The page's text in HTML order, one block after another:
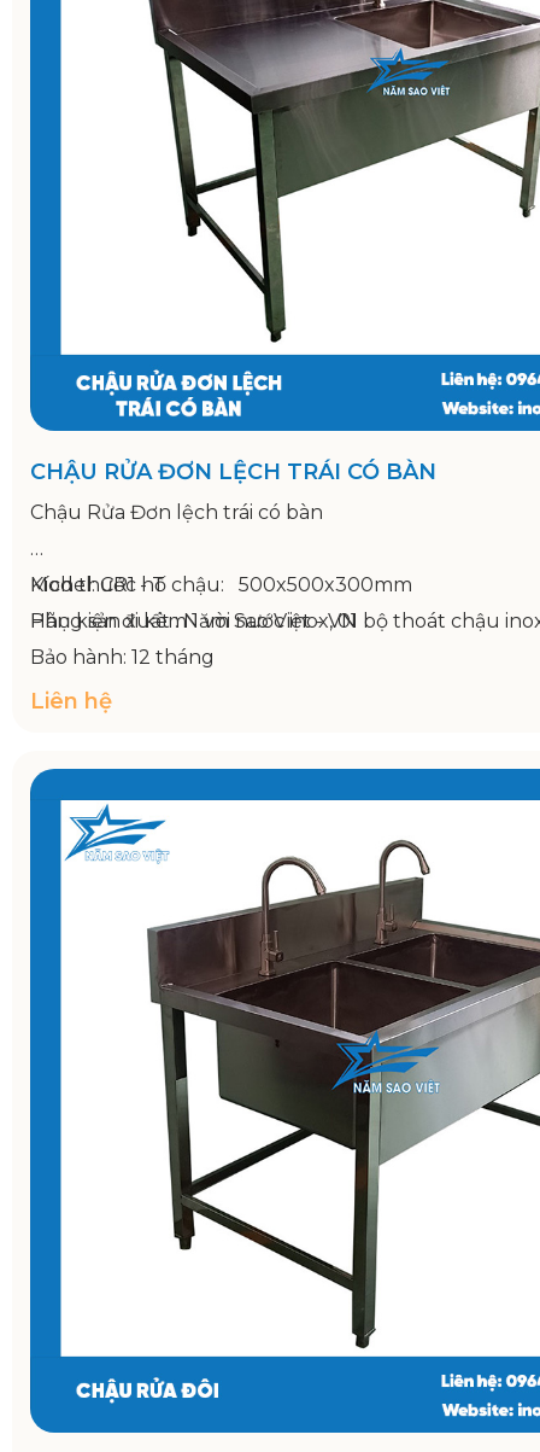
CHẬU RỬA ĐƠN LỆCH TRÁI CÓ BÀN
Model: CR1 - T
Hãng sản xuất : Năm Sao Việt - VN
Bảo hành: 12 tháng
Kích thước: 1200x750x800/950mm
Kích thước hố chậu: 500x500x300mm
Liên hệ
CHẬU RỬA ĐÔI